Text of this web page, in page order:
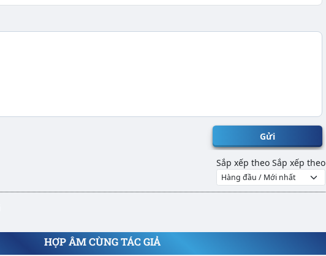
Gửi
Sắp xếp theo Sắp xếp theo
HỢP ÂM CÙNG TÁC GIẢ